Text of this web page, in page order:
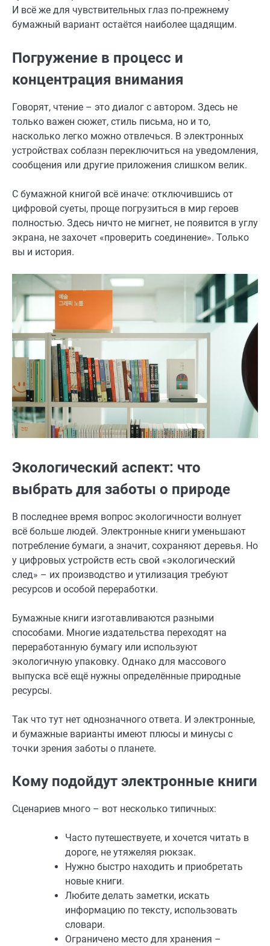
И всё же для чувствительных глаз по-прежнему
бумажный вариант остаётся наиболее щадящим.
Погружение в процесс и
концентрация внимания
Говорят, чтение – это диалог с автором. Здесь не
только важен сюжет, стиль письма, но и то,
насколько легко можно отвлечься. В электронных
устройствах соблазн переключиться на уведомления,
сообщения или другие приложения слишком велик.
С бумажной книгой всё иначе: отключившись от
цифровой суеты, проще погрузиться в мир героев
полностью. Здесь ничто не мигнет, не появится в углу
экрана, не захочет «проверить соединение». Только
вы и история.
Экологический аспект: что
выбрать для заботы о природе
В последнее время вопрос экологичности волнует
всё больше людей. Электронные книги уменьшают
потребление бумаги, а значит, сохраняют деревья. Но
у цифровых устройств есть свой «экологический
след» – их производство и утилизация требуют
ресурсов и особой переработки.
Бумажные книги изготавливаются разными
способами. Многие издательства переходят на
переработанную бумагу или используют
экологичную упаковку. Однако для массового
выпуска всё ещё нужны определённые природные
ресурсы.
Так что тут нет однозначного ответа. И электронные,
и бумажные варианты имеют плюсы и минусы с
точки зрения заботы о планете.
Кому подойдут электронные книги
Сценариев много – вот несколько типичных:
Часто путешествуете, и хочется читать в
дороге, не утяжеляя рюкзак.
Нужно быстро находить и приобретать
новые книги.
Любите делать заметки, искать
информацию по тексту, использовать
словари.
Ограничено место для хранения –